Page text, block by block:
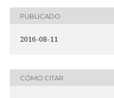
PUBLICADO
2016-08-11
CÓMO CITAR